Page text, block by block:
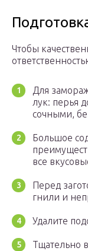
Чтобы
Для
лук: перья
сочными,
Большое
все
Перед
гнили и
Удалите
Тщательно